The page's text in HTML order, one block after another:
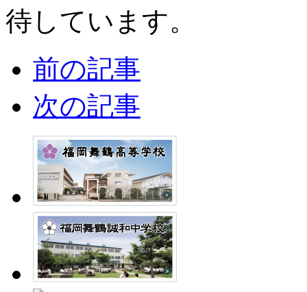
待しています。
前の記事
次の記事